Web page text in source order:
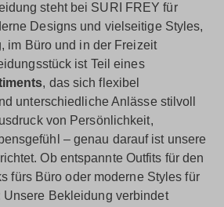
steht bei SURI FREY für
Designs und vielseitige Styles,
im Büro und in der Freizeit
ist Teil eines
, das sich flexibel
unterschiedliche Anlässe stilvoll
von Persönlichkeit,
– genau darauf ist unsere
Ob entspannte Outfits für den
fürs Büro oder moderne Styles für
Unsere Bekleidung verbindet